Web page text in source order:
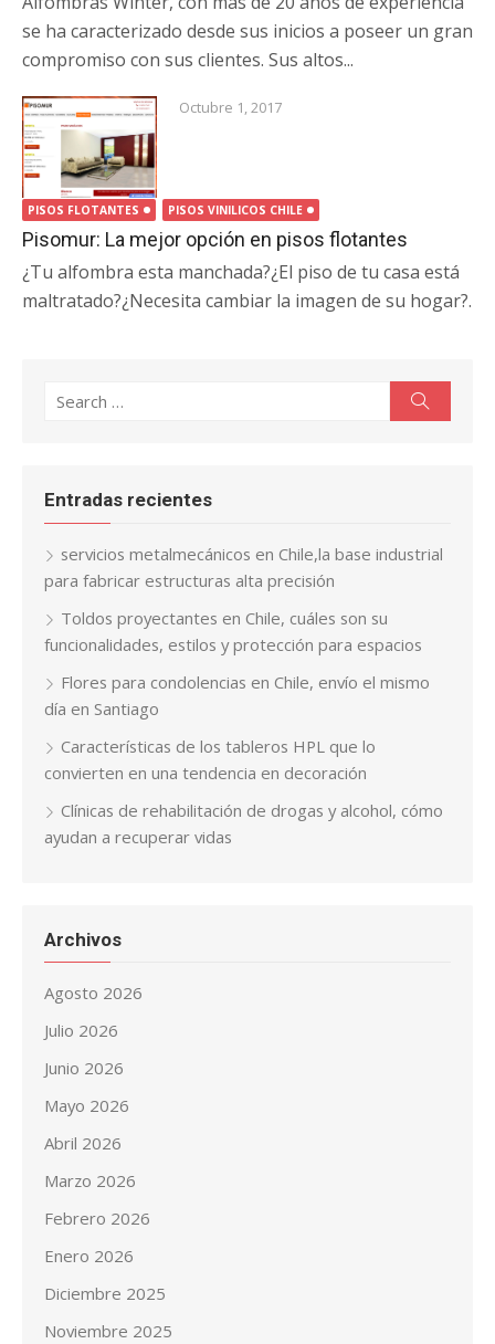
se ha caracterizado desde sus inicios a poseer un gran
compromiso con sus clientes. Sus altos...
Octubre 1, 2017
PISOS FLOTANTES PISOS VINILICOS CHILE
Pisomur: La mejor opción en pisos flotantes
¿Tu alfombra esta manchada?¿El piso de tu casa está
maltratado?¿Necesita cambiar la imagen de su hogar?.
for:
Entradas recientes
servicios metalmecánicos en Chile,la base industrial
para fabricar estructuras alta precisión
Toldos proyectantes en Chile, cuáles son su
funcionalidades, estilos y protección para espacios
Flores para condolencias en Chile, envío el mismo
día en Santiago
Características de los tableros HPL que lo
convierten en una tendencia en decoración
Clínicas de rehabilitación de drogas y alcohol, cómo
ayudan a recuperar vidas
Archivos
Agosto 2026
Julio 2026
Junio 2026
Mayo 2026
Abril 2026
Marzo 2026
Febrero 2026
Enero 2026
Diciembre 2025
Noviembre 2025